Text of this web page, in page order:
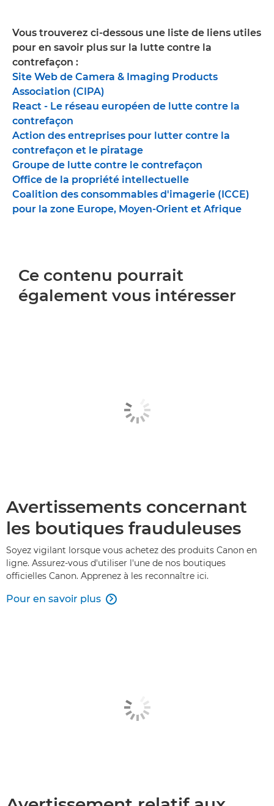
Vous trouverez ci-dessous une liste de liens utiles
pour en savoir plus sur la lutte contre la
contrefaçon :
Site Web de Camera & Imaging Products
Association (CIPA)
React - Le réseau européen de lutte contre la
contrefaçon
Action des entreprises pour lutter contre la
contrefaçon et le piratage
Groupe de lutte contre le contrefaçon
Office de la propriété intellectuelle
Coalition des consommables d'imagerie (ICCE)
pour la zone Europe, Moyen-Orient et Afrique
Ce contenu pourrait
également vous intéresser
Avertissements concernant
les boutiques frauduleuses
Soyez vigilant lorsque vous achetez des produits Canon en
ligne. Assurez-vous d'utiliser l'une de nos boutiques
officielles Canon. Apprenez à les reconnaître ici.
Pour en savoir plus 